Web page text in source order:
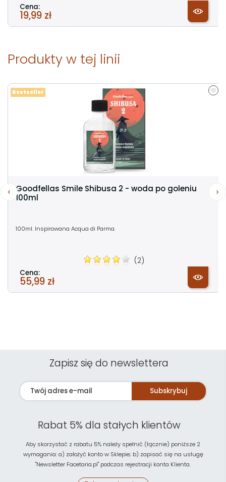
Cena:
19,99 zł
Produkty w tej linii
Goodfellas Smile Shibusa 2 - woda po goleniu
100ml
100ml. Inspirowana Acqua di Parma.
(2)
Cena:
55,99 zł
Bestseller
Zapisz się do newslettera
Subskrybuj
Rabat 5% dla stałych klientów
Aby skorzystać z rabatu 5% należy spełnić (łącznie) poniższe 2
wymagania: a) założyć konto w Sklepie; b) zapisać się na usługę
"Newsletter Facetaria.pl" podczas rejestracji konta Klienta.